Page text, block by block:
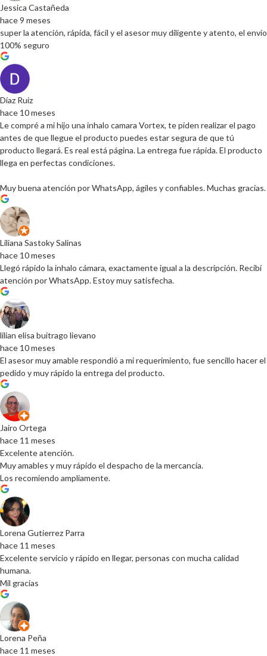
Jessica Castañeda
hace 9 meses
super la atención, rápida, fácil y el asesor muy diligente y atento, el envío
100% seguro
Díaz Ruiz
hace 10 meses
Le compré a mi hijo una inhalo camara Vortex, te piden realizar el pago
antes de que llegue el producto puedes estar segura de que tú
producto llegará. Es real está página. La entrega fue rápida. El producto
llega en perfectas condiciones.
Muy buena atención por WhatsApp, ágiles y confiables. Muchas gracias.
Liliana Sastoky Salinas
hace 10 meses
Llegó rápido la inhalo cámara, exactamente igual a la descripción. Recibí
atención por WhatsApp. Estoy muy satisfecha.
lilian elisa buitrago lievano
hace 10 meses
El asesor muy amable respondió a mi requerimiento, fue sencillo hacer el
pedido y muy rápido la entrega del producto.
Jairo Ortega
hace 11 meses
Excelente atención.
Muy amables y muy rápido el despacho de la mercancía.
Los recomiendo ampliamente.
Lorena Gutierrez Parra
hace 11 meses
Excelente servicio y rápido en llegar, personas con mucha calidad
humana.
Mil gracias
Lorena Peña
hace 11 meses